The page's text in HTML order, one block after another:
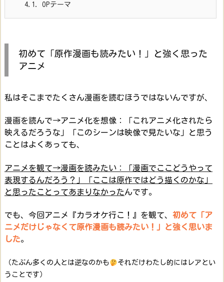
4.1.
OPテーマ
初めて「原作漫画も読みたい！」と強く思った
アニメ
私はそこまでたくさん漫画を読むほうではないんですが、
漫画を読んで→アニメ化を想像：「これアニメ化されたら
映えるだろうな」「このシーンは映像で見たいな」と思う
ことはよくあっても、
アニメを観て→漫画を読みたい：「漫画でここどうやって
表現するんだろう？」「ここは原作ではどう描くのかな」
と思ったことってあまりなかったんです。
でも、今回アニメ『カラオケ行こ！』を観て、 初めて「ア
ニメだけじゃなくて原作漫画も読みたい！」と強く思いま
した。
（たぶん多くの人とは逆なのかも
それだけわたし的にはレアとい
うことです）